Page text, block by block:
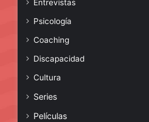
Entrevistas
Psicología
Coaching
Discapacidad
Cultura
Series
Películas